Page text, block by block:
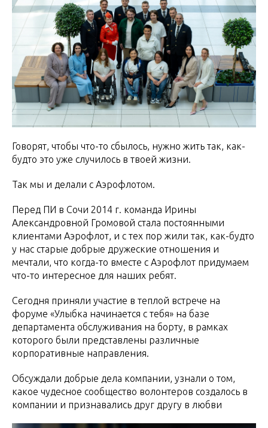
Говорят, чтобы что-то сбылось, нужно жить так, как-
будто это уже случилось в твоей жизни.
Так мы и делали с Аэрофлотом.
Перед ПИ в Сочи 2014 г. команда Ирины
Александровной Громовой стала постоянными
клиентами Аэрофлот, и с тех пор жили так, как-будто
у нас старые добрые дружеские отношения и
мечтали, что когда-то вместе с Аэрофлот придумаем
что-то интересное для наших ребят.
Сегодня приняли участие в теплой встрече на
форуме «Улыбка начинается с тебя» на базе
департамента обслуживания на борту, в рамках
которого были представлены различные
корпоративные направления.
Обсуждали добрые дела компании, узнали о том,
какое чудесное сообщество волонтеров создалось в
компании и признавались друг другу в любви